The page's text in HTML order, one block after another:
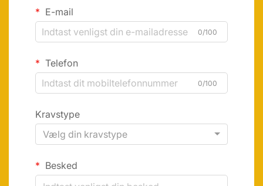
E-mail
0/100
Telefon
0/100
Kravstype
Vælg din kravstype
Besked